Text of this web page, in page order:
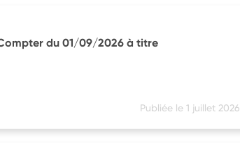
du 01/09/2026 à titre
Publiée le 1 juillet 2026